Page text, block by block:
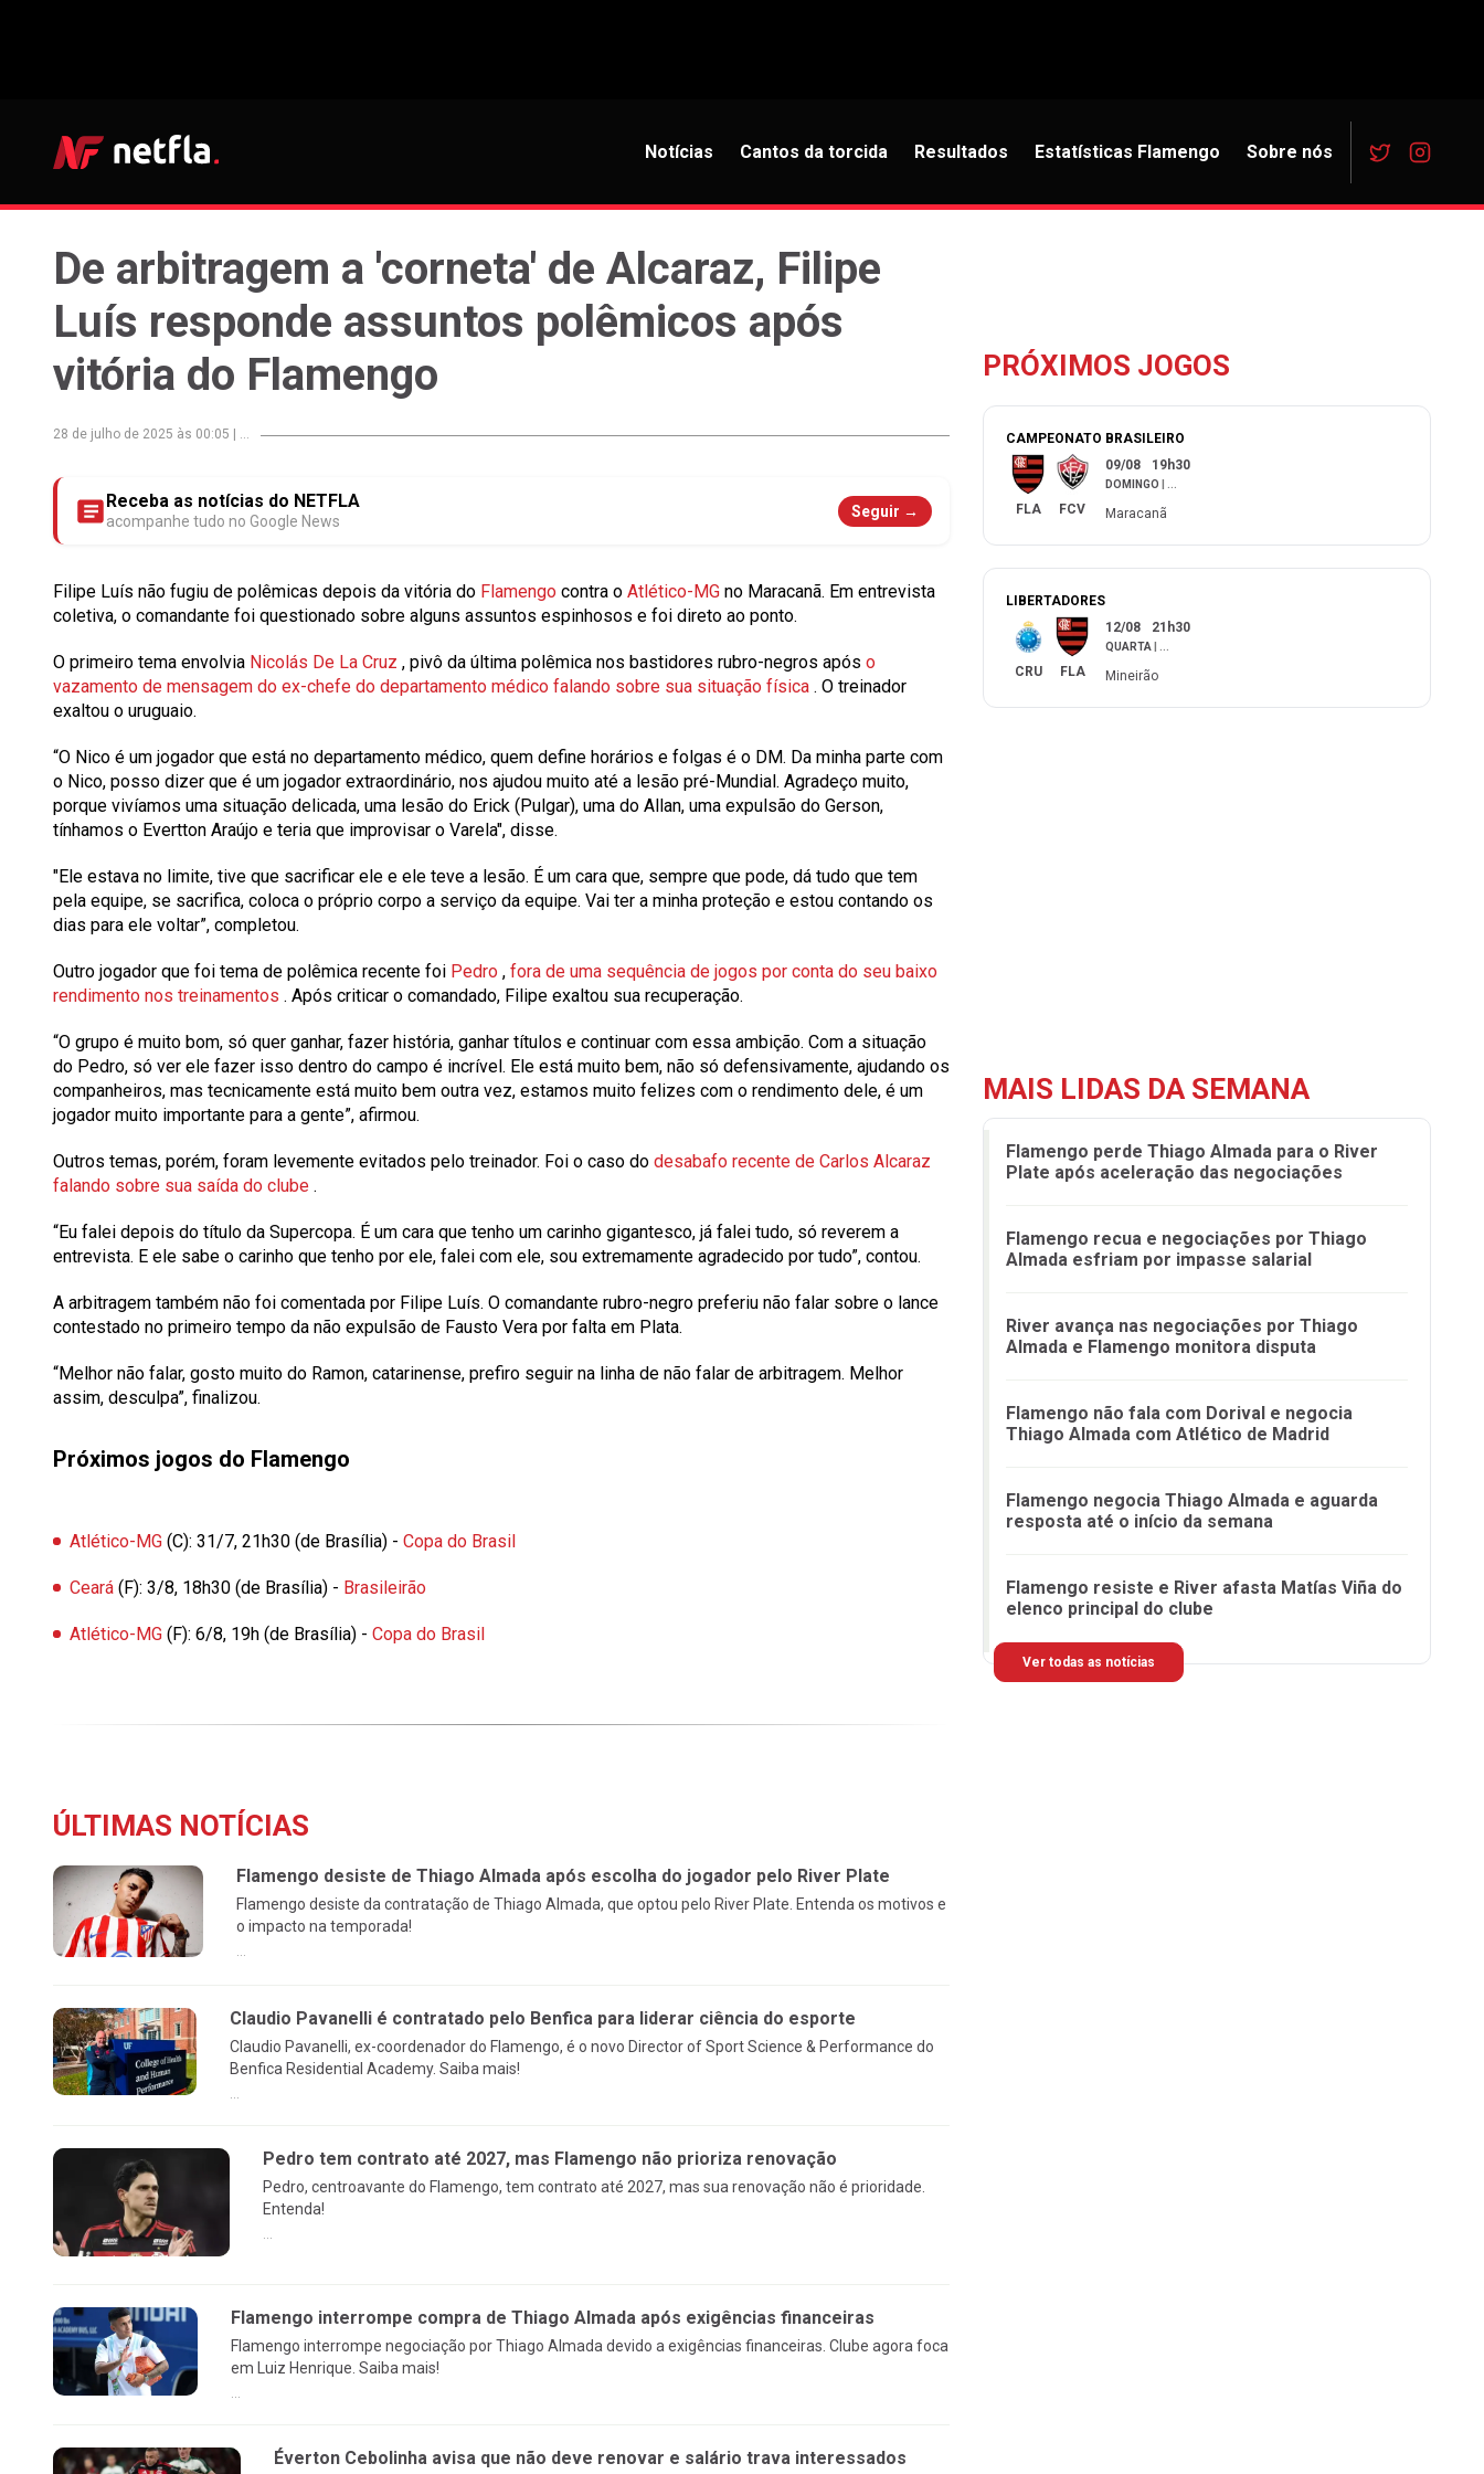
Notícias Cantos da torcida Resultados Estatísticas Flamengo Sobre nós
De arbitragem a 'corneta' de Alcaraz, Filipe
Luís responde assuntos polêmicos após
vitória do Flamengo
28 de julho de 2025 às 00:05 ...
Receba as notícias do NETFLA
acompanhe tudo no Google News
Seguir →
Filipe Luís não fugiu de polêmicas depois da vitória do Flamengo contra o Atlético-MG no Maracanã. Em entrevista
coletiva, o comandante foi questionado sobre alguns assuntos espinhosos e foi direto ao ponto.
O primeiro tema envolvia Nicolás De La Cruz , pivô da última polêmica nos bastidores rubro-negros após o
vazamento de mensagem do ex-chefe do departamento médico falando sobre sua situação física . O treinador
exaltou o uruguaio.
“O Nico é um jogador que está no departamento médico, quem define horários e folgas é o DM. Da minha parte com
o Nico, posso dizer que é um jogador extraordinário, nos ajudou muito até a lesão pré-Mundial. Agradeço muito,
porque vivíamos uma situação delicada, uma lesão do Erick (Pulgar), uma do Allan, uma expulsão do Gerson,
tínhamos o Evertton Araújo e teria que improvisar o Varela", disse.
"Ele estava no limite, tive que sacrificar ele e ele teve a lesão. É um cara que, sempre que pode, dá tudo que tem
pela equipe, se sacrifica, coloca o próprio corpo a serviço da equipe. Vai ter a minha proteção e estou contando os
dias para ele voltar”, completou.
Outro jogador que foi tema de polêmica recente foi Pedro , fora de uma sequência de jogos por conta do seu baixo
rendimento nos treinamentos . Após criticar o comandado, Filipe exaltou sua recuperação.
“O grupo é muito bom, só quer ganhar, fazer história, ganhar títulos e continuar com essa ambição. Com a situação
do Pedro, só ver ele fazer isso dentro do campo é incrível. Ele está muito bem, não só defensivamente, ajudando os
companheiros, mas tecnicamente está muito bem outra vez, estamos muito felizes com o rendimento dele, é um
jogador muito importante para a gente”, afirmou.
Outros temas, porém, foram levemente evitados pelo treinador. Foi o caso do desabafo recente de Carlos Alcaraz
falando sobre sua saída do clube .
“Eu falei depois do título da Supercopa. É um cara que tenho um carinho gigantesco, já falei tudo, só reverem a
entrevista. E ele sabe o carinho que tenho por ele, falei com ele, sou extremamente agradecido por tudo”, contou.
A arbitragem também não foi comentada por Filipe Luís. O comandante rubro-negro preferiu não falar sobre o lance
contestado no primeiro tempo da não expulsão de Fausto Vera por falta em Plata.
“Melhor não falar, gosto muito do Ramon, catarinense, prefiro seguir na linha de não falar de arbitragem. Melhor
assim, desculpa”, finalizou.
Próximos jogos do Flamengo
Atlético-MG (C): 31/7, 21h30 (de Brasília) - Copa do Brasil
Ceará (F): 3/8, 18h30 (de Brasília) - Brasileirão
Atlético-MG (F): 6/8, 19h (de Brasília) - Copa do Brasil
ÚLTIMAS NOTÍCIAS
Flamengo desiste de Thiago Almada após escolha do jogador pelo River Plate
Flamengo desiste da contratação de Thiago Almada, que optou pelo River Plate. Entenda os motivos e
o impacto na temporada!
...
Claudio Pavanelli é contratado pelo Benfica para liderar ciência do esporte
Claudio Pavanelli, ex-coordenador do Flamengo, é o novo Director of Sport Science & Performance do
Benfica Residential Academy. Saiba mais!
...
Pedro tem contrato até 2027, mas Flamengo não prioriza renovação
Pedro, centroavante do Flamengo, tem contrato até 2027, mas sua renovação não é prioridade.
Entenda!
...
Flamengo interrompe compra de Thiago Almada após exigências financeiras
Flamengo interrompe negociação por Thiago Almada devido a exigências financeiras. Clube agora foca
em Luiz Henrique. Saiba mais!
Éverton Cebolinha avisa que não deve renovar e salário trava interessados
PRÓXIMOS JOGOS
CAMPEONATO BRASILEIRO
FLA FCV
09/08 19h30
DOMINGO
Maracanã
LIBERTADORES
CRU FLA
12/08 21h30
QUARTA
Mineirão
MAIS LIDAS DA SEMANA
Flamengo perde Thiago Almada para o River
Plate após aceleração das negociações
Flamengo recua e negociações por Thiago
Almada esfriam por impasse salarial
River avança nas negociações por Thiago
Almada e Flamengo monitora disputa
Flamengo não fala com Dorival e negocia
Thiago Almada com Atlético de Madrid
Flamengo negocia Thiago Almada e aguarda
resposta até o início da semana
Flamengo resiste e River afasta Matías Viña do
elenco principal do clube
Ver todas as notícias